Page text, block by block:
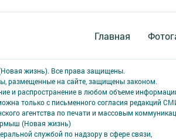
Главная
жизнь). Все права защищены.
размещенные на сайте, защищены законом.
и распространение в любом объеме
только с письменного согласия редакций
агентства по печати и массовым
(Новая жизнь)
службой по надзору в сфере связи,